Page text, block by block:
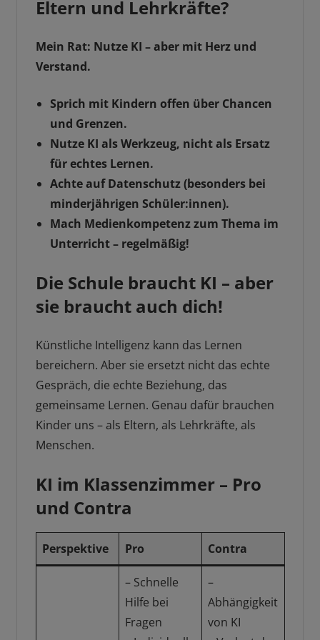
Eltern und Lehrkräfte?
Mein Rat: Nutze KI – aber mit Herz und
Verstand.
Sprich mit Kindern offen über Chancen
und Grenzen.
Nutze KI als Werkzeug, nicht als Ersatz
für echtes Lernen.
Achte auf Datenschutz (besonders bei
minderjährigen Schüler:innen).
Mach Medienkompetenz zum Thema im
Unterricht – regelmäßig!
Die Schule braucht KI – aber
sie braucht auch dich!
Künstliche Intelligenz kann das Lernen
bereichern. Aber sie ersetzt nicht das echte
Gespräch, die echte Beziehung, das
gemeinsame Lernen. Genau dafür brauchen
Kinder uns – als Eltern, als Lehrkräfte, als
Menschen.
KI im Klassenzimmer – Pro
und Contra
Perspektive Pro Contra
– Schnelle
Hilfe bei
Fragen
–
Abhängigkeit
von KI